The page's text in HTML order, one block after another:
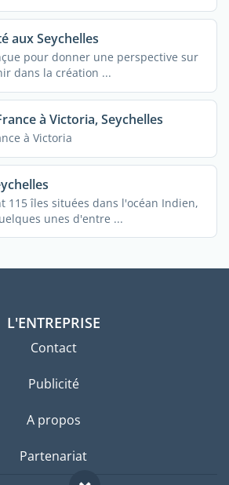
aux Seychelles
pour donner une perspective sur
dans la création ...
à Victoria, Seychelles
à Victoria
115 îles situées dans l'océan Indien,
unes d'entre ...
L'ENTREPRISE
Contact
Publicité
A propos
Partenariat